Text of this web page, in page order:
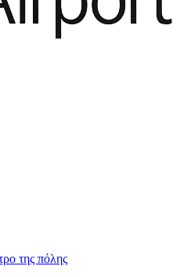
της πόλης